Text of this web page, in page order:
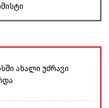
ახალი უძრავი